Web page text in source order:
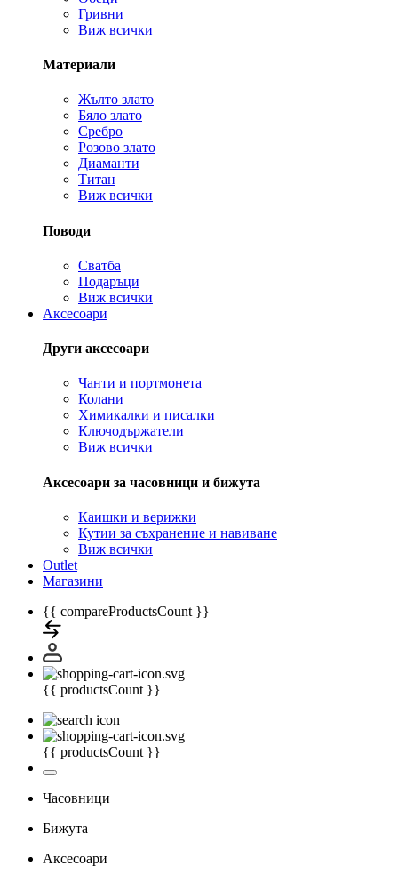
Гривни
Виж всички
Материали
Жълто злато
Бяло злато
Сребро
Розово злато
Диаманти
Титан
Виж всички
Поводи
Сватба
Подаръци
Виж всички
Аксесоари
Други аксесоари
Чанти и портмонета
Колани
Химикалки и писалки
Ключодържатели
Виж всички
Аксесоари за часовници и бижута
Каишки и верижки
Кутии за съхранение и навиване
Виж всички
Outlet
Магазини
{{ compareProductsCount }}
{{ productsCount }}
{{ productsCount }}
Часовници
Бижута
Аксесоари